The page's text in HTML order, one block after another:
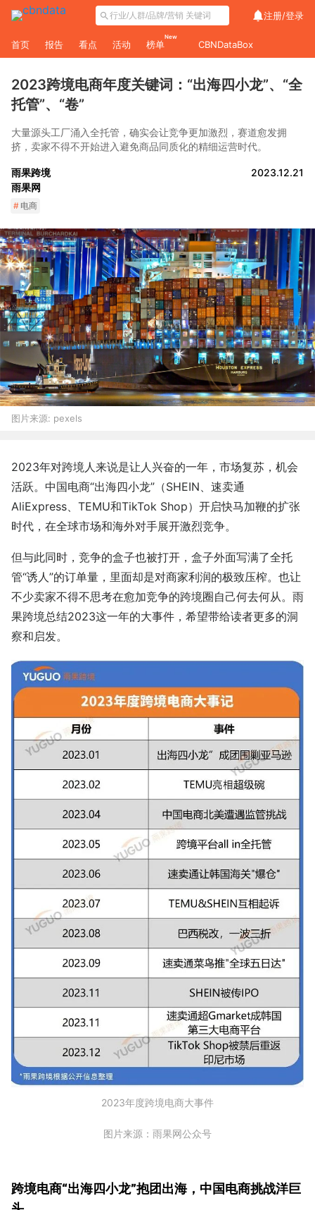
注册/登录
首页 报告 看点 活动 榜单
New
CBNDataBox
2023跨境电商年度关键词：“出海四小龙”、“全
托管”、“卷”
大量源头工厂涌入全托管，确实会让竞争更加激烈，赛道愈发拥
挤，卖家不得不开始进入避免商品同质化的精细运营时代。
雨果跨境
雨果网
2023.12.21
# 电商
图片来源: pexels
2023年对跨境人来说是让人兴奋的一年，市场复苏，机会
活跃。中国电商“出海四小龙”（SHEIN、速卖通
AliExpress、TEMU和TikTok Shop）开启快马加鞭的扩张
时代，在全球市场和海外对手展开激烈竞争。
但与此同时，竞争的盒子也被打开，盒子外面写满了全托
管“诱人”的订单量，里面却是对商家利润的极致压榨。也让
不少卖家不得不思考在愈加竞争的跨境圈自己何去何从。雨
果跨境总结2023这一年的大事件，希望带给读者更多的洞
察和启发。
2023年度跨境电商大事件
图片来源：雨果网公众号
跨境电商“出海四小龙”抱团出海，中国电商挑战洋巨